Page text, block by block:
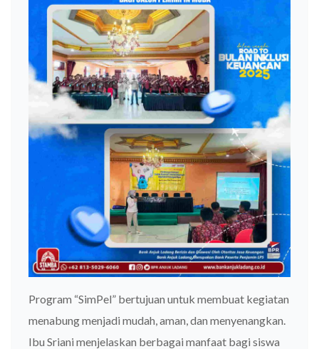
Program “SimPel” bertujuan untuk membuat kegiatan
menabung menjadi mudah, aman, dan menyenangkan.
Ibu Sriani menjelaskan berbagai manfaat bagi siswa